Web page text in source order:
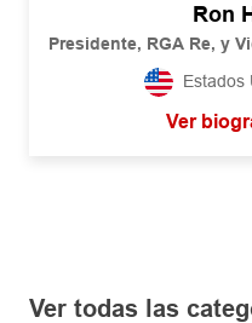
Ron
Presidente, RGA Re, y
Estados
Ver
Ver todas las